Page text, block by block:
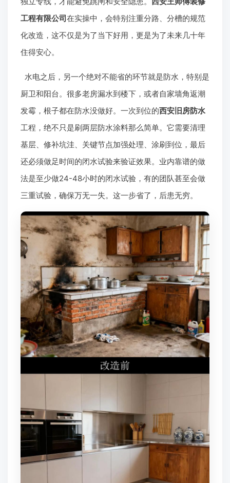
工程有限公司在实操中，会特别注重分路、分槽的规范
化改造，这不仅是为了当下好用，更是为了未来几十年
住得安心。
水电之后，另一个绝对不能省的环节就是防水，特别是
厨卫和阳台。很多老房漏水到楼下，或者自家墙角返潮
发霉，根子都在防水没做好。一次到位的西安旧房防水
工程，绝不只是刷两层防水涂料那么简单。它需要清理
基层、修补坑洼、关键节点加强处理、涂刷到位，最后
还必须做足时间的闭水试验来验证效果。业内靠谱的做
法是至少做24-48小时的闭水试验，有的团队甚至会做
三重试验，确保万无一失。这一步省了，后患无穷。